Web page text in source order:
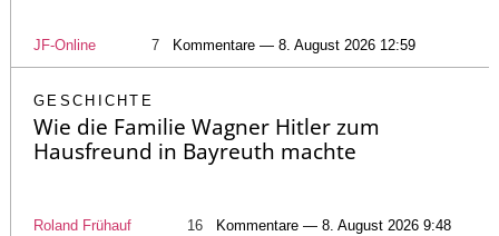
JF-Online 7 Kommentare — 8. August 2026 12:59
GESCHICHTE
Wie die Familie Wagner Hitler zum
Hausfreund in Bayreuth machte
Roland Frühauf 16 Kommentare — 8. August 2026 9:48